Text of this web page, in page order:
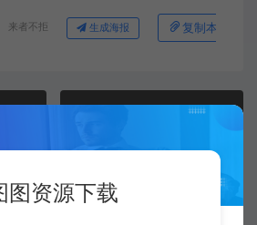
来者不拒 生成海报 复制本文链接
图资源下载